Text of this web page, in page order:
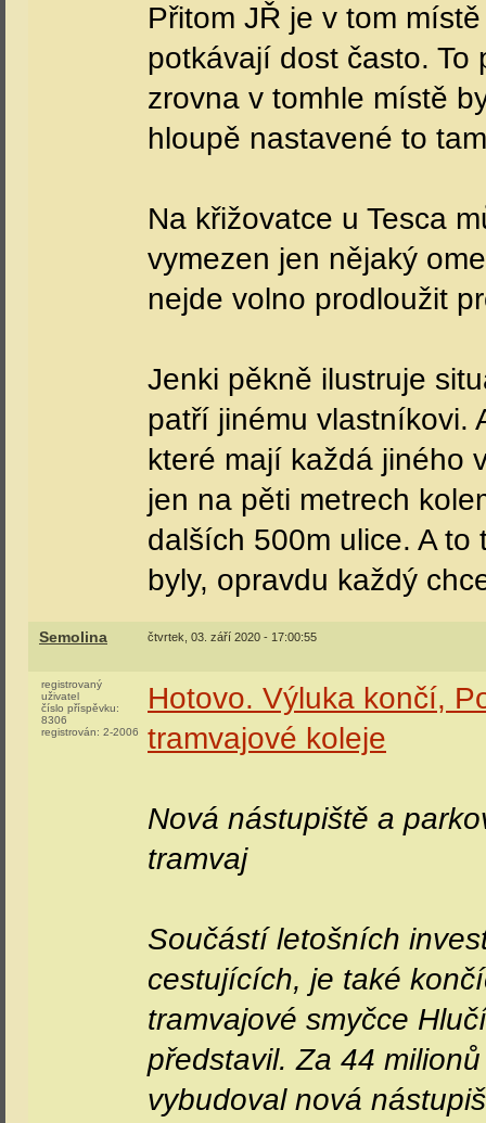
Přitom JŘ je v tom
potkávají dost často. To
zrovna v tomhle místě
hloupě nastavené to
Na křižovatce u Tesca
vymezen jen nějaký
nejde volno prodloužit
Jenki pěkně ilustruje
patří jinému vlastníkovi.
které mají každá jiného
jen na pěti metrech
dalších 500m ulice. A
byly, opravdu každý
Semolina čtvrtek, 03. září 2020 - 17:00:55
registrovaný
uživatel
číslo příspěvku:
8306
registrován: 2-2006
Hotovo. Výluka končí,
tramvajové koleje
Nová nástupiště a
tramvaj
Součástí letošních
cestujících, je také
tramvajové smyčce
představil. Za 44
vybudoval nová